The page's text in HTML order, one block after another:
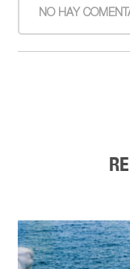
NO HAY